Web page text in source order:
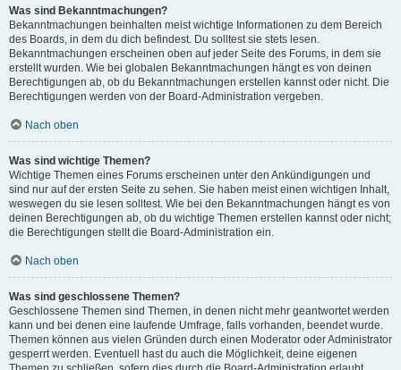
Was sind Bekanntmachungen?
Bekanntmachungen beinhalten meist wichtige Informationen zu dem Bereich
des Boards, in dem du dich befindest. Du solltest sie stets lesen.
Bekanntmachungen erscheinen oben auf jeder Seite des Forums, in dem sie
erstellt wurden. Wie bei globalen Bekanntmachungen hängt es von deinen
Berechtigungen ab, ob du Bekanntmachungen erstellen kannst oder nicht. Die
Berechtigungen werden von der Board-Administration vergeben.
Nach oben
Was sind wichtige Themen?
Wichtige Themen eines Forums erscheinen unter den Ankündigungen und
sind nur auf der ersten Seite zu sehen. Sie haben meist einen wichtigen Inhalt,
weswegen du sie lesen solltest. Wie bei den Bekanntmachungen hängt es von
deinen Berechtigungen ab, ob du wichtige Themen erstellen kannst oder nicht;
die Berechtigungen stellt die Board-Administration ein.
Nach oben
Was sind geschlossene Themen?
Geschlossene Themen sind Themen, in denen nicht mehr geantwortet werden
kann und bei denen eine laufende Umfrage, falls vorhanden, beendet wurde.
Themen können aus vielen Gründen durch einen Moderator oder Administrator
gesperrt werden. Eventuell hast du auch die Möglichkeit, deine eigenen